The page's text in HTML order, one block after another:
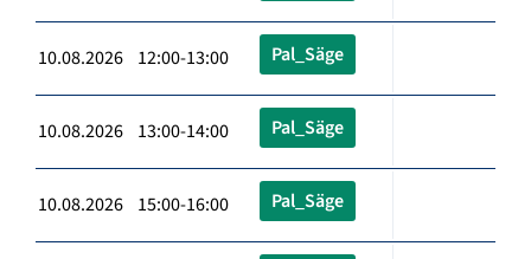
10.08.2026 12:00-13:00 Pal_Säge
10.08.2026 13:00-14:00 Pal_Säge
10.08.2026 15:00-16:00 Pal_Säge